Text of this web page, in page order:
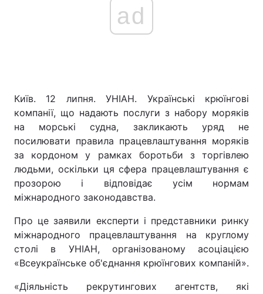
Головна Війна
ad
Київ. 12 липня. УНІАН. Українські крюїнгові
компанії, що надають послуги з набору моряків
на морські судна, закликають уряд не
посилювати правила працевлаштування моряків
за кордоном у рамках боротьби з торгівлею
людьми, оскільки ця сфера працевлаштування є
прозорою і відповідає усім нормам
міжнародного законодавства.
Про це заявили експерти і представники ринку
міжнародного працевлаштування на круглому
столі в УНІАН, організованому асоціацією
«Всеукраїнське об'єднання крюїнгових компаній».
«Діяльність рекрутингових агентств, які